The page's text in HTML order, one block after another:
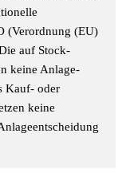
(Verordnung (EU)
auf Stock-
keine Anlage-
Kauf- oder
keine